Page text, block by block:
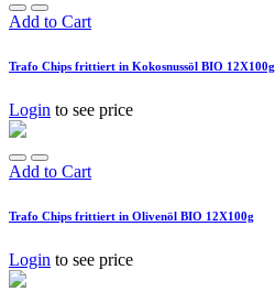
Add to Cart
Trafo Chips frittiert in Kokosnussöl BIO 12X100g
Login to see price
Add to Cart
Trafo Chips frittiert in Olivenöl BIO 12X100g
Login to see price